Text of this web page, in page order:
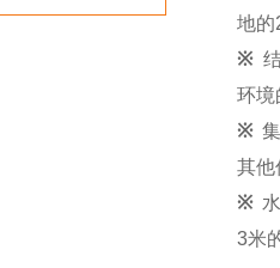
地的
※
环境
※
其他
※
3米